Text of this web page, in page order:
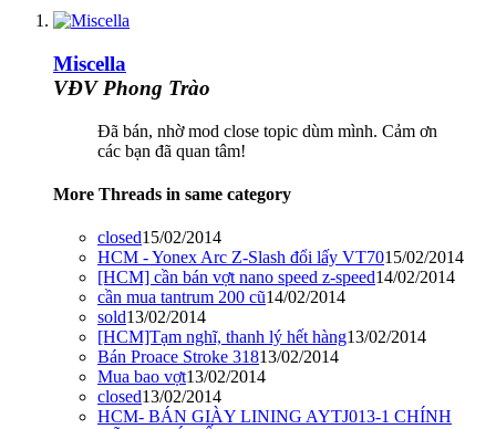
Miscella
VĐV Phong Trào
Đã bán, nhờ mod close topic dùm mình. Cảm ơn
các bạn đã quan tâm!
More Threads in same category
closed15/02/2014
HCM - Yonex Arc Z-Slash đổi lấy VT7015/02/2014
[HCM] cần bán vợt nano speed z-speed14/02/2014
cần mua tantrum 200 cũ14/02/2014
sold13/02/2014
[HCM]Tạm nghĩ, thanh lý hết hàng13/02/2014
Bán Proace Stroke 31813/02/2014
Mua bao vợt13/02/2014
closed13/02/2014
HCM- BÁN GIÀY LINING AYTJ013-1 CHÍNH